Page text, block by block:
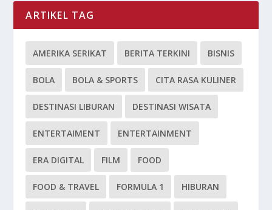
ARTIKEL TAG
AMERIKA SERIKAT BERITA TERKINI BISNIS
BOLA BOLA & SPORTS CITA RASA KULINER
DESTINASI LIBURAN DESTINASI WISATA
ENTERTAIMENT ENTERTAINMENT
ERA DIGITAL FILM FOOD
FOOD & TRAVEL FORMULA 1 HIBURAN